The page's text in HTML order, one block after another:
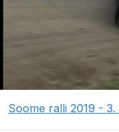
Soome ralli 2019 -